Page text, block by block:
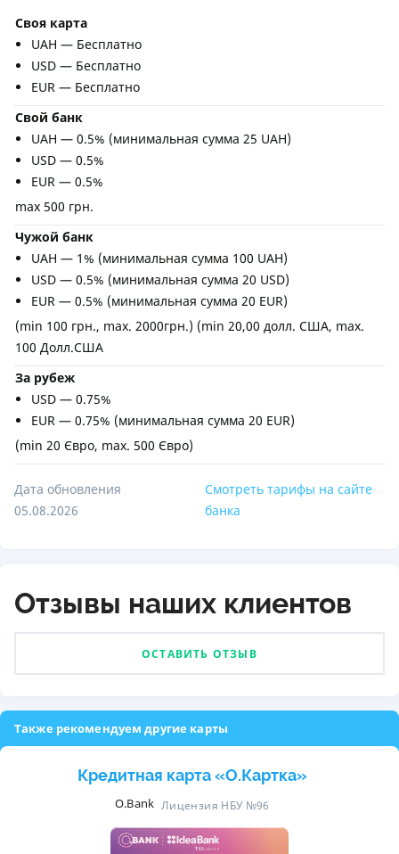
Своя карта
UAH — Бесплатно
USD — Бесплатно
EUR — Бесплатно
Свой банк
UAH — 0.5% (минимальная сумма 25 UAH)
USD — 0.5%
EUR — 0.5%
max 500 грн.
Чужой банк
UAH — 1% (минимальная сумма 100 UAH)
USD — 0.5% (минимальная сумма 20 USD)
EUR — 0.5% (минимальная сумма 20 EUR)
(min 100 грн., max. 2000грн.) (min 20,00 долл. США, max.
100 Долл.США
За рубеж
USD — 0.75%
EUR — 0.75% (минимальная сумма 20 EUR)
(min 20 Євро, max. 500 Євро)
Дата обновления
05.08.2026
Смотреть тарифы на сайте
банка
Отзывы наших клиентов
ОСТАВИТЬ ОТЗЫВ
Также рекомендуем другие карты
Кредитная карта «O.Картка»
O.Bank Лицензия НБУ №96